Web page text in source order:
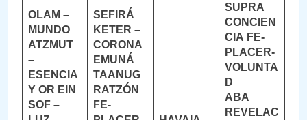
OLAM –
MUNDO
ATZMUT
–
ESENCIA
Y OR EIN
SOF –
SEFIRÁ
KETER –
CORONA
EMUNÁ
TAANUG
RATZÓN
FE-
SUPRA
CONCIEN
CIA FE-
PLACER-
VOLUNTA
D
ABA
REVELAC